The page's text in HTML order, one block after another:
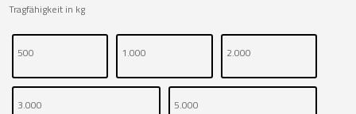
Tragfähigkeit in kg
500 1.000 2.000
3.000 5.000